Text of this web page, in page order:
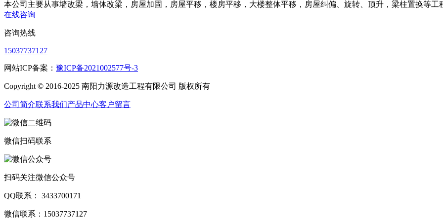
本公司主要从事墙改梁，墙体改梁，房屋加固，房屋平移，楼房平移，大楼整体平移，房屋纠偏、旋转、顶升，梁柱置换等工
在线咨询
咨询热线
15037737127
网站ICP备案： 豫ICP备2021002577号-3
Copyright © 2016-2025 南阳力源改造工程有限公司 版权所有
公司简介联系我们产品中心客户留言
微信扫码联系
扫码关注微信公众号
QQ联系： 3433700171
微信联系：15037737127